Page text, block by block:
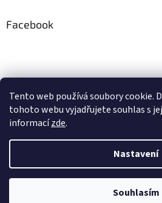
Tento web používá soubory cookie.
tohoto webu vyjadřujete souhlas s
informacízde.
Nastavení
Souhlasím
Facebook
Instagram
Sledovat na Instagramu
Vytvořil
Pipe, s.r.o..